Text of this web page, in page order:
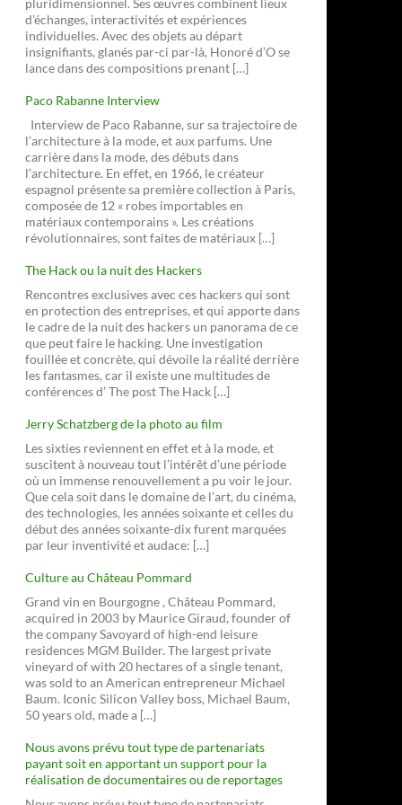
pluridimensionnel. Ses œuvres combinent lieux
d’échanges, interactivités et expériences
individuelles. Avec des objets au départ
insignifiants, glanés par-ci par-là, Honoré d’O se
lance dans des compositions prenant […]
Paco Rabanne Interview
Interview de Paco Rabanne, sur sa trajectoire de
l’architecture à la mode, et aux parfums. Une
carrière dans la mode, des débuts dans
l’architecture. En effet, en 1966, le créateur
espagnol présente sa première collection à Paris,
composée de 12 « robes importables en
matériaux contemporains ». Les créations
révolutionnaires, sont faites de matériaux […]
The Hack ou la nuit des Hackers
Rencontres exclusives avec ces hackers qui sont
en protection des entreprises, et qui apporte dans
le cadre de la nuit des hackers un panorama de ce
que peut faire le hacking. Une investigation
fouillée et concrète, qui dévoile la réalité derrière
les fantasmes, car il existe une multitudes de
conférences d’ The post The Hack […]
Jerry Schatzberg de la photo au film
Les sixties reviennent en effet et à la mode, et
suscitent à nouveau tout l’intérêt d’une période
où un immense renouvellement a pu voir le jour.
Que cela soit dans le domaine de l’art, du cinéma,
des technologies, les années soixante et celles du
début des années soixante-dix furent marquées
par leur inventivité et audace: […]
Culture au Château Pommard
Grand vin en Bourgogne , Château Pommard,
acquired in 2003 by Maurice Giraud, founder of
the company Savoyard of high-end leisure
residences MGM Builder. The largest private
vineyard of with 20 hectares of a single tenant,
was sold to an American entrepreneur Michael
Baum. Iconic Silicon Valley boss, Michael Baum,
50 years old, made a […]
Nous avons prévu tout type de partenariats
payant soit en apportant un support pour la
réalisation de documentaires ou de reportages